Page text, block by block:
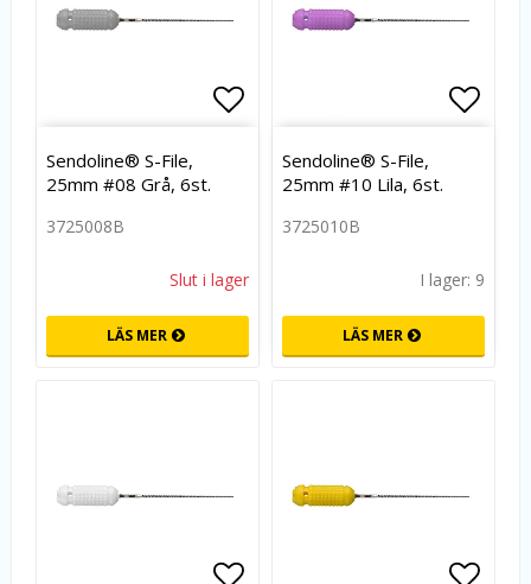
Lägg till i favoritlistan
Sendoline® S-File,
25mm #08 Grå, 6st.
3725008B
Slut i lager
LÄS MER
Sendoline® S-File,
25mm #10 Lila, 6st.
3725010B
I lager: 9
LÄS MER